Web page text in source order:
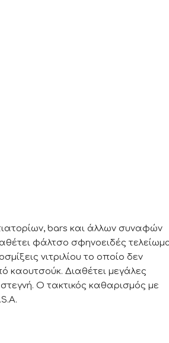
bars και άλλων συναφών
φάλτσο σφηνοειδές
νιτριλίου το οποίο δεν
Διαθέτει μεγάλες
Ο τακτικός καθαρισμός με